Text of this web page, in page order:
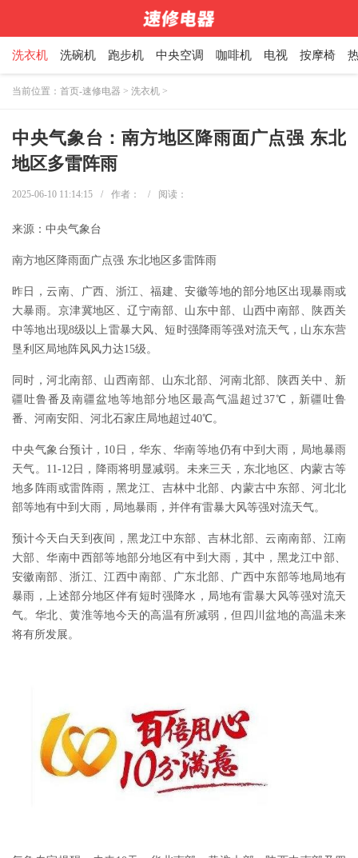
洗衣机 洗碗机 跑步机 中央空调 咖啡机 电视 按摩椅
当前位置： 首页-速修电器 > 洗衣机 >
中央气象台：南方地区降雨面广点强 东北
地区多雷阵雨
2025-06-10 11:14:15 / 作者： / 阅读：
来源：中央气象台
南方地区降雨面广点强 东北地区多雷阵雨
昨日，云南、广西、浙江、福建、安徽等地的部分地区出现暴雨或
大暴雨。京津冀地区、辽宁南部、山东中部、山西中南部、陕西关
中等地出现8级以上雷暴大风、短时强降雨等强对流天气，山东东营
垦利区局地阵风风力达15级。
同时，河北南部、山西南部、山东北部、河南北部、陕西关中、新
疆吐鲁番及南疆盆地等地部分地区最高气温超过37℃，新疆吐鲁
番、河南安阳、河北石家庄局地超过40℃。
中央气象台预计，10日，华东、华南等地仍有中到大雨，局地暴雨
天气。11-12日，降雨将明显减弱。未来三天，东北地区、内蒙古等
地多阵雨或雷阵雨，黑龙江、吉林中北部、内蒙古中东部、河北北
部等地有中到大雨，局地暴雨，并伴有雷暴大风等强对流天气。
预计今天白天到夜间，黑龙江中东部、吉林北部、云南南部、江南
大部、华南中西部等地部分地区有中到大雨，其中，黑龙江中部、
安徽南部、浙江、江西中南部、广东北部、广西中东部等地局地有
暴雨，上述部分地区伴有短时强降水，局地有雷暴大风等强对流天
气。华北、黄淮等地今天的高温有所减弱，但四川盆地的高温未来
将有所发展。